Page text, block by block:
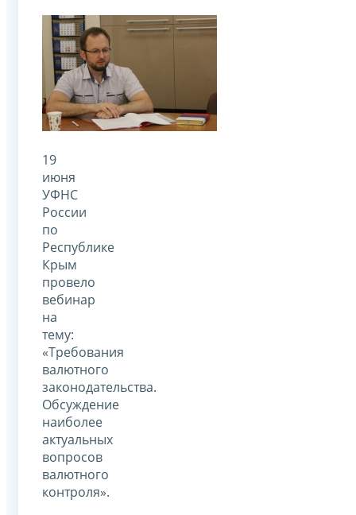
19
июня
УФНС
России
по
Республике
Крым
провело
вебинар
на
тему:
«Требования
валютного
законодательства.
Обсуждение
наиболее
актуальных
вопросов
валютного
контроля».